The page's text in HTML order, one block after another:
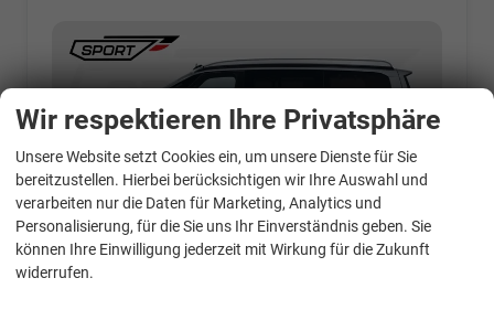
8067702535
Automatik
Wir respektieren Ihre Privatsphäre
Unsere Website setzt Cookies ein, um unsere Dienste für Sie
bereitzustellen. Hierbei berücksichtigen wir Ihre Auswahl und
verarbeiten nur die Daten für Marketing, Analytics und
Personalisierung, für die Sie uns Ihr Einverständnis geben. Sie
können Ihre Einwilligung jederzeit mit Wirkung für die Zukunft
widerrufen.